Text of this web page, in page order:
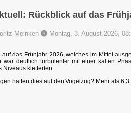
Rückblick auf das
Meinken Montag, 3. August 2026,
auf das Frühjahr 2026, welches im Mittel
war deutlich turbulenter mit einer kalten
Niveaus kletterten.
hatten dies auf den Vogelzug? Mehr als